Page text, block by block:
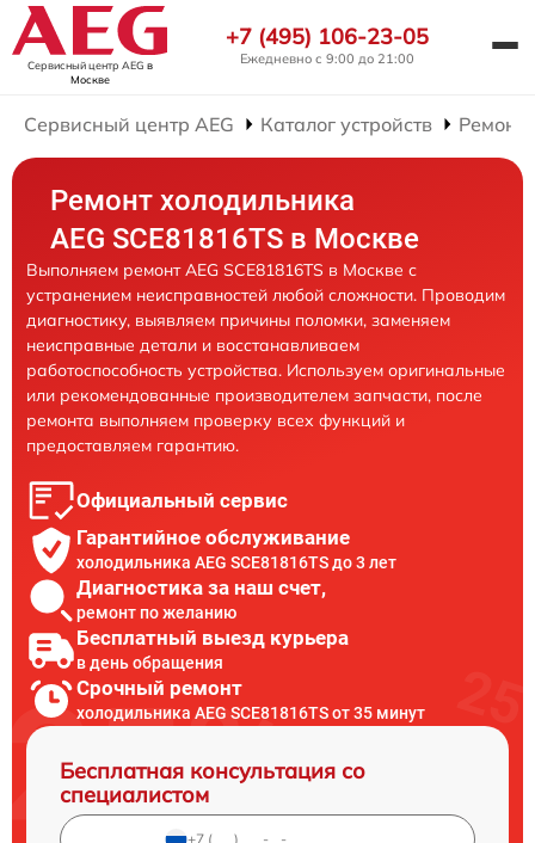
Сервисный центр AEG в
Москве
+7 (495) 106-23-05
Ежедневно с 9:00 до 21:00
Сервисный центр AEG Каталог устройств Ремонт
Ремонт холодильника
AEG SCE81816TS в Москве
Выполняем ремонт AEG SCE81816TS в Москве с
устранением неисправностей любой сложности. Проводим
диагностику, выявляем причины поломки, заменяем
неисправные детали и восстанавливаем
работоспособность устройства. Используем оригинальные
или рекомендованные производителем запчасти, после
ремонта выполняем проверку всех функций и
предоставляем гарантию.
Официальный сервис
Гарантийное обслуживание
холодильника AEG SCE81816TS до 3 лет
Диагностика за наш счет,
ремонт по желанию
Бесплатный выезд курьера
в день обращения
Срочный ремонт
холодильника AEG SCE81816TS от 35 минут
Бесплатная консультация со
специалистом